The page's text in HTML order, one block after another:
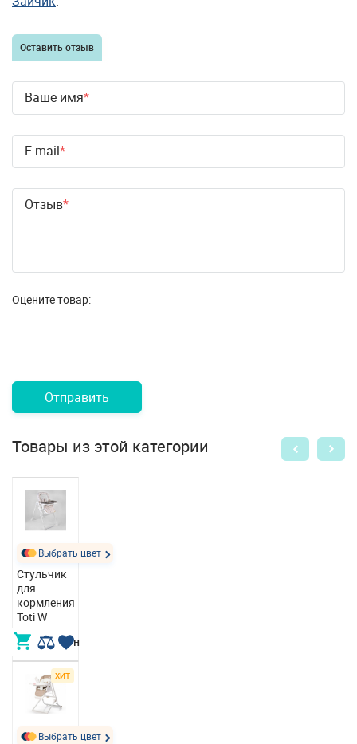
Оставить отзыв
Ваше имя
E-mail
Отзыв
Оцените товар:
Отправить
Товары из этой категории
Выбрать цвет
Стульчик
для
кормления
Toti W
3 950,00 грн
ХИТ
Выбрать цвет